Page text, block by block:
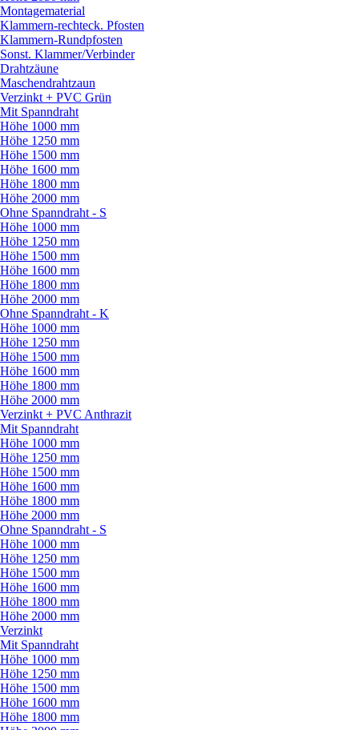
Montagematerial
Klammern-rechteck. Pfosten
Klammern-Rundpfosten
Sonst. Klammer/Verbinder
Drahtzäune
Maschendrahtzaun
Verzinkt + PVC Grün
Mit Spanndraht
Höhe 1000 mm
Höhe 1250 mm
Höhe 1500 mm
Höhe 1600 mm
Höhe 1800 mm
Höhe 2000 mm
Ohne Spanndraht - S
Höhe 1000 mm
Höhe 1250 mm
Höhe 1500 mm
Höhe 1600 mm
Höhe 1800 mm
Höhe 2000 mm
Ohne Spanndraht - K
Höhe 1000 mm
Höhe 1250 mm
Höhe 1500 mm
Höhe 1600 mm
Höhe 1800 mm
Höhe 2000 mm
Verzinkt + PVC Anthrazit
Mit Spanndraht
Höhe 1000 mm
Höhe 1250 mm
Höhe 1500 mm
Höhe 1600 mm
Höhe 1800 mm
Höhe 2000 mm
Ohne Spanndraht - S
Höhe 1000 mm
Höhe 1250 mm
Höhe 1500 mm
Höhe 1600 mm
Höhe 1800 mm
Höhe 2000 mm
Verzinkt
Mit Spanndraht
Höhe 1000 mm
Höhe 1250 mm
Höhe 1500 mm
Höhe 1600 mm
Höhe 1800 mm